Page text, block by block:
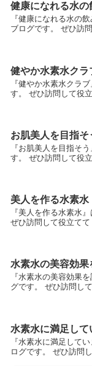
健康になれる水の
『健康になれる水の
ブログです。 ぜひ訪
健やか水素水クラ
『健やか水素水クラ
す。 ぜひ訪問して役
お肌美人を目指そ
『お肌美人を目指そ
す。 ぜひ訪問して役
美人を作る水素水
『美人を作る水素水
ぜひ訪問して役立て
水素水の美容効果
『水素水の美容効果
グです。 ぜひ訪問し
水素水に満足して
『水素水に満足して
ログです。 ぜひ訪問